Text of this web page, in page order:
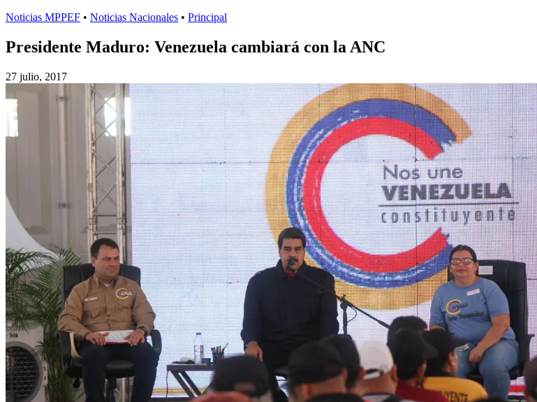
Noticias MPPEF • Noticias Nacionales • Principal
Presidente Maduro: Venezuela cambiará con la ANC
27 julio, 2017